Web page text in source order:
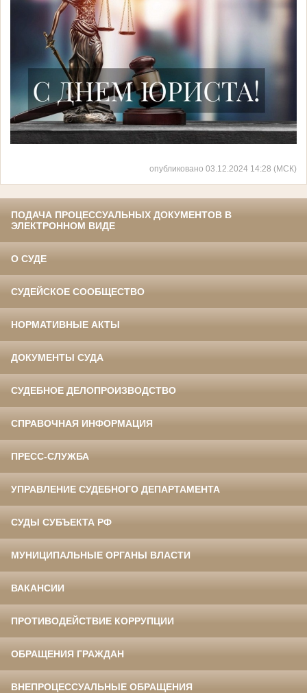
опубликовано 03.12.2024 14:28 (МСК)
ПОДАЧА ПРОЦЕССУАЛЬНЫХ ДОКУМЕНТОВ В
ЭЛЕКТРОННОМ ВИДЕ
О СУДЕ
СУДЕЙСКОЕ СООБЩЕСТВО
НОРМАТИВНЫЕ АКТЫ
ДОКУМЕНТЫ СУДА
СУДЕБНОЕ ДЕЛОПРОИЗВОДСТВО
СПРАВОЧНАЯ ИНФОРМАЦИЯ
ПРЕСС-СЛУЖБА
УПРАВЛЕНИЕ СУДЕБНОГО ДЕПАРТАМЕНТА
СУДЫ СУБЪЕКТА РФ
МУНИЦИПАЛЬНЫЕ ОРГАНЫ ВЛАСТИ
ВАКАНСИИ
ПРОТИВОДЕЙСТВИЕ КОРРУПЦИИ
ОБРАЩЕНИЯ ГРАЖДАН
ВНЕПРОЦЕССУАЛЬНЫЕ ОБРАЩЕНИЯ